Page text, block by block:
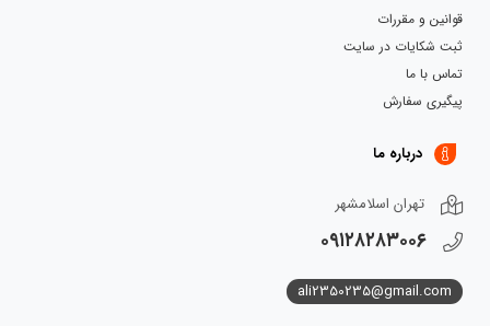
قوانین و مقررات
ثبت شکایات در سایت
تماس با ما
پیگیری سفارش
درباره ما
تهران اسلامشهر
۰۹۱۲۸۲۸۳۰۰۶
ali2350235@gmail.com